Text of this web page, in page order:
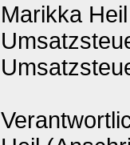
Marikka Heil